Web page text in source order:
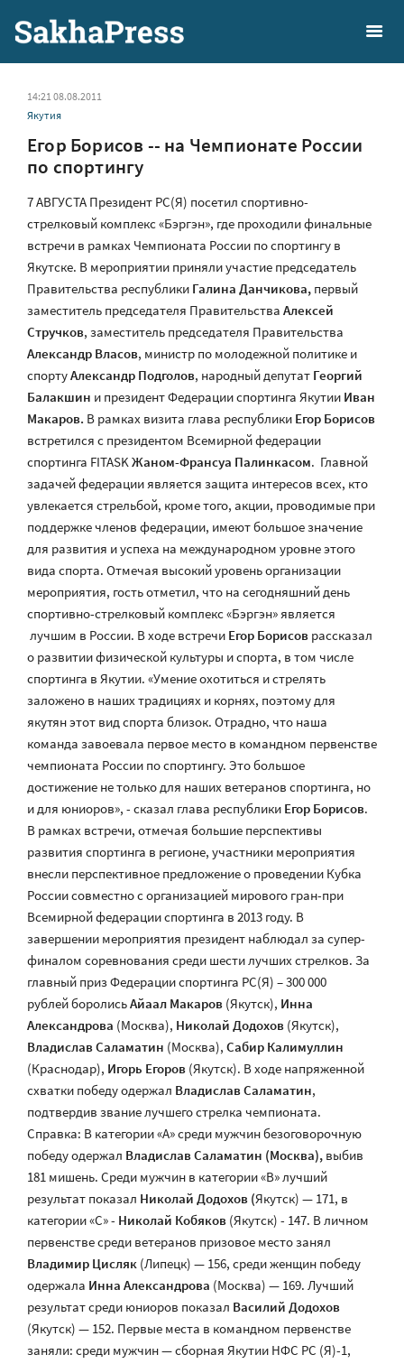
14:21 08.08.2011
Якутия
Егор Борисов -- на Чемпионате России
по спортингу
7 АВГУСТА Президент РС(Я) посетил спортивно-
стрелковый комплекс «Бэргэн», где проходили финальные
встречи в рамках Чемпионата России по спортингу в
Якутске. В мероприятии приняли участие председатель
Правительства республики Галина Данчикова, первый
заместитель председателя Правительства Алексей
Стручков, заместитель председателя Правительства
Александр Власов, министр по молодежной политике и
спортуАлександр Подголов, народный депутат Георгий
Балакшин и президент Федерации спортинга Якутии Иван
Макаров. В рамках визита глава республики Егор Борисов
встретился с президентом Всемирной федерации
спортинга FITASKЖаном-Франсуа Палинкасом. Главной
задачей федерации является защита интересов всех, кто
увлекается стрельбой, кроме того, акции, проводимые при
поддержке членов федерации, имеют большое значение
для развития и успеха на международном уровне этого
вида спорта. Отмечая высокий уровень организации
мероприятия, гость отметил, что на сегодняшний день
спортивно-стрелковый комплекс «Бэргэн» является
лучшим в России. В ходе встречи Егор Борисов рассказал
о развитии физической культуры и спорта, в том числе
спортинга в Якутии. «Умение охотиться и стрелять
заложено в наших традициях и корнях, поэтому для
якутян этот вид спорта близок. Отрадно, что наша
команда завоевала первое место в командном первенстве
чемпионата России по спортингу. Это большое
достижение не только для наших ветеранов спортинга, но
и для юниоров», - сказал глава республики Егор Борисов.
В рамках встречи, отмечая большие перспективы
развития спортинга в регионе, участники мероприятия
внесли перспективное предложение о проведении Кубка
России совместно с организацией мирового гран-при
Всемирной федерации спортинга в 2013 году. В
завершении мероприятия президент наблюдал за супер-
финалом соревнования среди шести лучших стрелков. За
главный приз Федерации спортинга РС(Я) – 300 000
рублей боролисьАйаал Макаров (Якутск), Инна
Александрова (Москва), Николай Додохов (Якутск),
Владислав Саламатин (Москва), Сабир Калимуллин
(Краснодар), Игорь Егоров (Якутск). В ходе напряженной
схватки победу одержал Владислав Саламатин,
подтвердив звание лучшего стрелка чемпионата.
Справка: В категории «А» среди мужчин безоговорочную
победу одержал Владислав Саламатин (Москва), выбив
181 мишень. Среди мужчин в категории «В» лучший
результат показал Николай Додохов (Якутск) — 171, в
категории «С» - Николай Кобяков (Якутск) - 147. В личном
первенстве среди ветеранов призовое место занял
Владимир Цисляк (Липецк) — 156, среди женщин победу
одержала Инна Александрова (Москва) — 169. Лучший
результат среди юниоров показал Василий Додохов
(Якутск) — 152. Первые места в командном первенстве
заняли: среди мужчин — сборная Якутии НФС РС (Я)-1,